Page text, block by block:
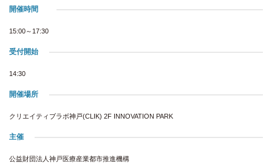
開催時間
15:00～17:30
受付開始
14:30
開催場所
クリエイティブラボ神戸(CLIK) 2F INNOVATION PARK
主催
公益財団法人神戸医療産業都市推進機構